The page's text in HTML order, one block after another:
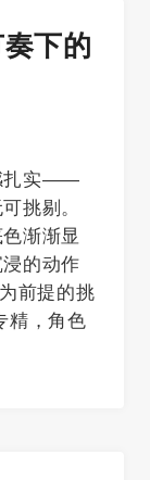
下的
扎实——
挑剔。
渐渐显
的动作
前提的挑
精，角色